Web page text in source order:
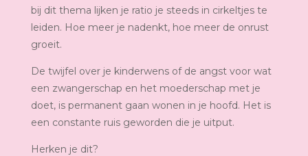
bij dit thema lijken je ratio je steeds in cirkeltjes te
leiden. Hoe meer je nadenkt, hoe meer de onrust
groeit.
De twijfel over je kinderwens of de angst voor wat
een zwangerschap en het moederschap met je
doet, is permanent gaan wonen in je hoofd. Het is
een constante ruis geworden die je uitput.
Herken je dit?